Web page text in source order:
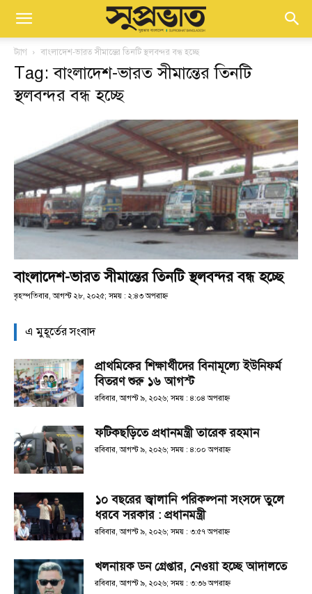
ট্যাগ বাংলাদেশ-ভারত সীমান্তের তিনটি স্থলবন্দর বন্ধ হচ্ছে
Tag: বাংলাদেশ-ভারত সীমান্তের তিনটি
স্থলবন্দর বন্ধ হচ্ছে
বাংলাদেশ-ভারত সীমান্তের তিনটি স্থলবন্দর বন্ধ হচ্ছে
বৃহস্পতিবার, আগস্ট ২৮, ২০২৫; সময় : ২:৪৩ অপরাহ্ণ
এ মুহূর্তের সংবাদ
প্রাথমিকের শিক্ষার্থীদের বিনামূল্যে ইউনিফর্ম
বিতরণ শুরু ১৬ আগস্ট
রবিবার, আগস্ট ৯, ২০২৬; সময় : ৪:০৪ অপরাহ্ণ
ফটিকছড়িতে প্রধানমন্ত্রী তারেক রহমান
রবিবার, আগস্ট ৯, ২০২৬; সময় : ৪:০০ অপরাহ্ণ
১০ বছরের জ্বালানি পরিকল্পনা সংসদে তুলে
ধরবে সরকার : প্রধানমন্ত্রী
রবিবার, আগস্ট ৯, ২০২৬; সময় : ৩:৫৭ অপরাহ্ণ
খলনায়ক ডন গ্রেপ্তার, নেওয়া হচ্ছে আদালতে
রবিবার, আগস্ট ৯, ২০২৬; সময় : ৩:৩৬ অপরাহ্ণ